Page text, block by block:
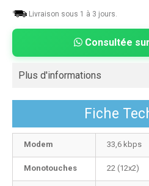
Livraison sous 1 à 3 jours.
Consultée
Plus d'informations
Fiche
Modem 33,6 kbps
Monotouches 22 (12x2)